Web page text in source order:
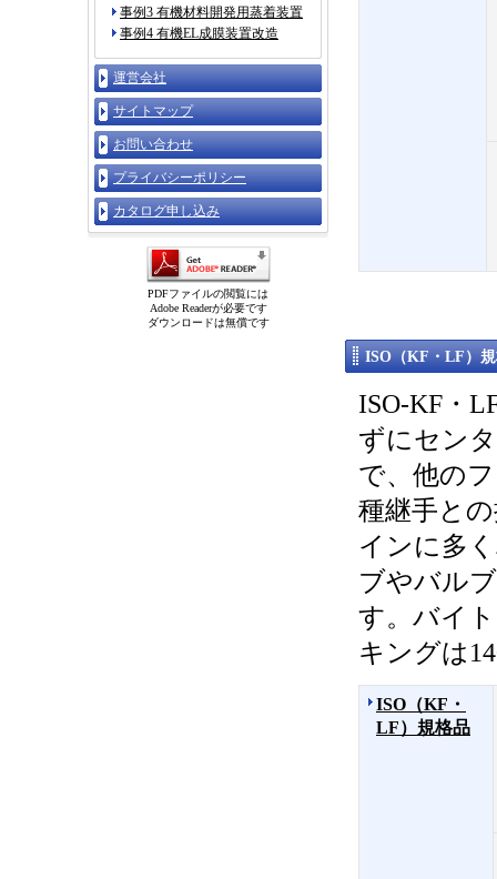
事例3 有機材料開発用蒸着装置
事例4 有機EL成膜装置改造
運営会社
サイトマップ
お問い合わせ
プライバシーポリシー
カタログ申し込み
PDFファイルの閲覧には
Adobe Readerが必要です
ダウンロードは無償です
ISO（KF・LF）
ISO-KF・
ずにセン
で、他の
種継手と
インに多
ブやバル
す。バイ
キングは
ISO（KF・
LF）規格品